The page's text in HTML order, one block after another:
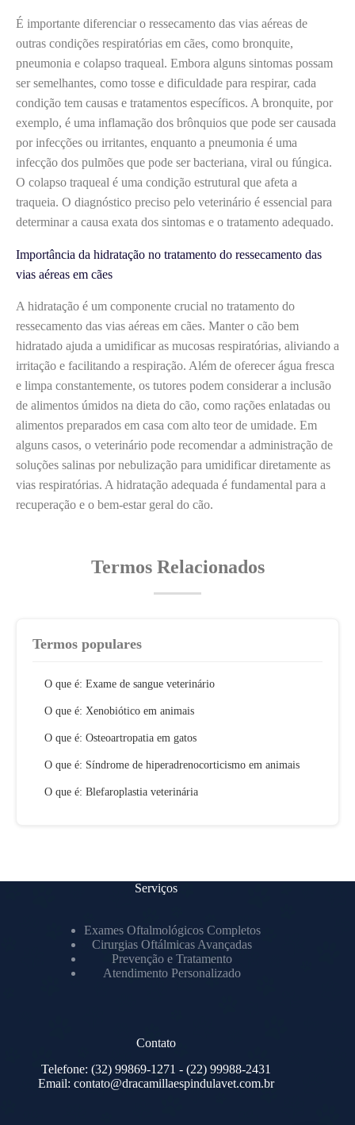
É importante diferenciar o ressecamento das vias aéreas de
outras condições respiratórias em cães, como bronquite,
pneumonia e colapso traqueal. Embora alguns sintomas possam
ser semelhantes, como tosse e dificuldade para respirar, cada
condição tem causas e tratamentos específicos. A bronquite, por
exemplo, é uma inflamação dos brônquios que pode ser causada
por infecções ou irritantes, enquanto a pneumonia é uma
infecção dos pulmões que pode ser bacteriana, viral ou fúngica.
O colapso traqueal é uma condição estrutural que afeta a
traqueia. O diagnóstico preciso pelo veterinário é essencial para
determinar a causa exata dos sintomas e o tratamento adequado.
Importância da hidratação no tratamento do ressecamento das
vias aéreas em cães
A hidratação é um componente crucial no tratamento do
ressecamento das vias aéreas em cães. Manter o cão bem
hidratado ajuda a umidificar as mucosas respiratórias, aliviando a
irritação e facilitando a respiração. Além de oferecer água fresca
e limpa constantemente, os tutores podem considerar a inclusão
de alimentos úmidos na dieta do cão, como rações enlatadas ou
alimentos preparados em casa com alto teor de umidade. Em
alguns casos, o veterinário pode recomendar a administração de
soluções salinas por nebulização para umidificar diretamente as
vias respiratórias. A hidratação adequada é fundamental para a
recuperação e o bem-estar geral do cão.
Termos Relacionados
Termos populares
O que é: Exame de sangue veterinário
O que é: Xenobiótico em animais
O que é: Osteoartropatia em gatos
O que é: Síndrome de hiperadrenocorticismo em animais
O que é: Blefaroplastia veterinária
Serviços
Exames Oftalmológicos Completos
Cirurgias Oftálmicas Avançadas
Prevenção e Tratamento
Atendimento Personalizado
Contato
Telefone: (32) 99869-1271 - (22) 99988-2431
Email:contato@dracamillaespindulavet.com.br